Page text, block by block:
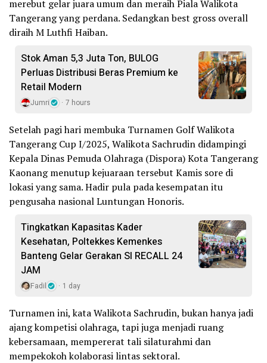
merebut gelar juara umum dan meraih Piala Walikota
Tangerang yang perdana. Sedangkan best gross overall
diraih M Luthfi Haiban.
Stok Aman 5,3 Juta Ton, BULOG
Perluas Distribusi Beras Premium ke
Retail Modern
Jumri 7 hours
Setelah pagi hari membuka Turnamen Golf Walikota
Tangerang Cup I/2025, Walikota Sachrudin didampingi
Kepala Dinas Pemuda Olahraga (Dispora) Kota Tangerang
Kaonang menutup kejuaraan tersebut Kamis sore di
lokasi yang sama. Hadir pula pada kesempatan itu
pengusaha nasional Luntungan Honoris.
Tingkatkan Kapasitas Kader
Kesehatan, Poltekkes Kemenkes
Banteng Gelar Gerakan SI RECALL 24
JAM
Fadil 1 day
Turnamen ini, kata Walikota Sachrudin, bukan hanya jadi
ajang kompetisi olahraga, tapi juga menjadi ruang
kebersamaan, mempererat tali silaturahmi dan
mempekokoh kolaborasi lintas sektoral.